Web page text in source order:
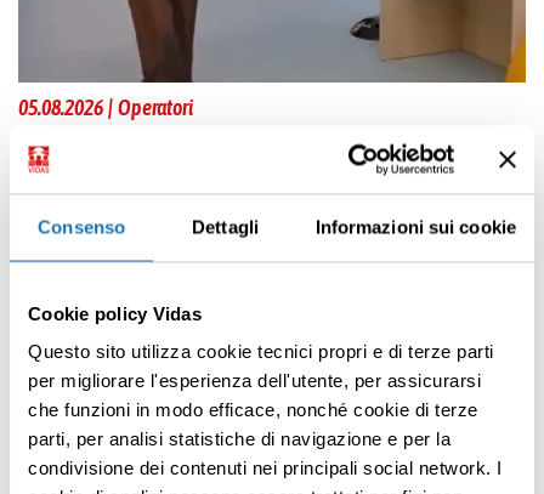
Consenso Dettagli Informazioni sui cookie
Cookie policy Vidas
Questo sito utilizza cookie tecnici propri e di terze parti
per migliorare l'esperienza dell'utente, per assicurarsi
che funzioni in modo efficace, nonché cookie di terze
parti, per analisi statistiche di navigazione e per la
condivisione dei contenuti nei principali social network. I
05.08.2026 | Operatori
Leggi tutto
Scopri tutte le storie
Scopri i corsi di formazione professionale
Premi INVIO per cercare o ESC per uscire